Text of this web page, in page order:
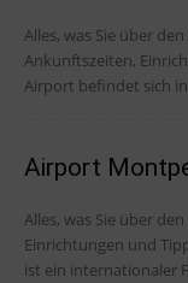
Alles, was Sie über
Ankunftszeiten, Einrichtungen und
Airport befindet sich in
Airport
Alles, was Sie über den wissen müssen: Abflug- und Ankunftszeiten,
Einrichtungen und Tipps Der Montpellier Méditerranée Airport
ist ein internationaler